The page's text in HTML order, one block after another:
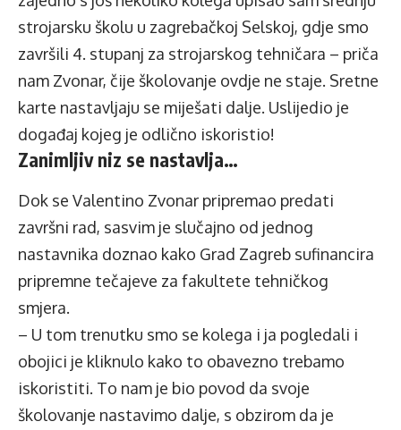
strojarsku školu u zagrebačkoj Selskoj, gdje smo
završili 4. stupanj za strojarskog tehničara – priča
nam Zvonar, čije školovanje ovdje ne staje. Sretne
karte nastavljaju se miješati dalje. Uslijedio je
događaj kojeg je odlično iskoristio!
Zanimljiv niz se nastavlja…
Dok se Valentino Zvonar pripremao predati
završni rad, sasvim je slučajno od jednog
nastavnika doznao kako Grad Zagreb sufinancira
pripremne tečajeve za fakultete tehničkog
smjera.
– U tom trenutku smo se kolega i ja pogledali i
obojici je kliknulo kako to obavezno trebamo
iskoristiti. To nam je bio povod da svoje
školovanje nastavimo dalje, s obzirom da je